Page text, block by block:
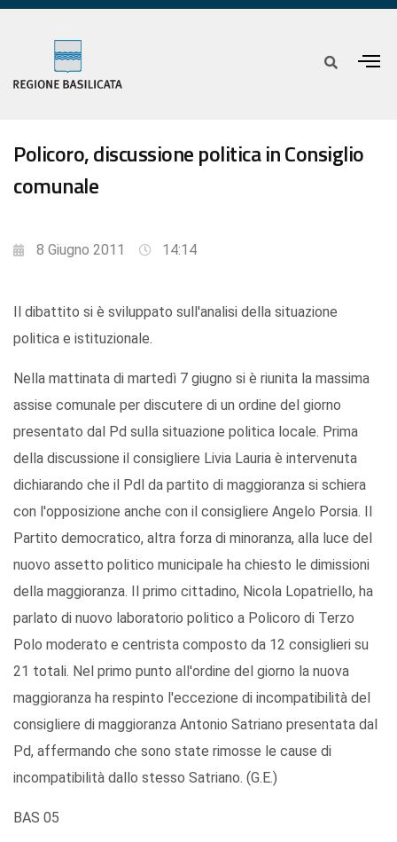
Policoro, discussione politica in Consiglio
comunale
8 Giugno 2011 14:14
Il dibattito si è sviluppato sull'analisi della situazione
politica e istituzionale.
Nella mattinata di martedì 7 giugno si è riunita la massima
assise comunale per discutere di un ordine del giorno
presentato dal Pd sulla situazione politica locale. Prima
della discussione il consigliere Livia Lauria è intervenuta
dichiarando che il Pdl da partito di maggioranza si schiera
con l'opposizione anche con il consigliere Angelo Porsia. Il
Partito democratico, altra forza di minoranza, alla luce del
nuovo assetto politico municipale ha chiesto le dimissioni
della maggioranza. Il primo cittadino, Nicola Lopatriello, ha
parlato di nuovo laboratorio politico a Policoro di Terzo
Polo moderato e centrista composto da 12 consiglieri su
21 totali. Nel primo punto all'ordine del giorno la nuova
maggioranza ha respinto l'eccezione di incompatibilità del
consigliere di maggioranza Antonio Satriano presentata dal
Pd, affermando che sono state rimosse le cause di
incompatibilità dallo stesso Satriano. (G.E.)
BAS 05